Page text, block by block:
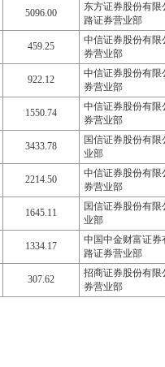
5096.00
东方证券股份有
路证券营业部
459.25
中信证券股份有
券营业部
922.12
中信证券股份有
券营业部
1550.74
中信证券股份有
券营业部
3433.78
国信证券股份有
业部
2214.50
中信证券股份有
券营业部
1645.11
国信证券股份有
业部
1334.17
中国中金财富证券
路证券营业部
307.62
招商证券股份有
券营业部